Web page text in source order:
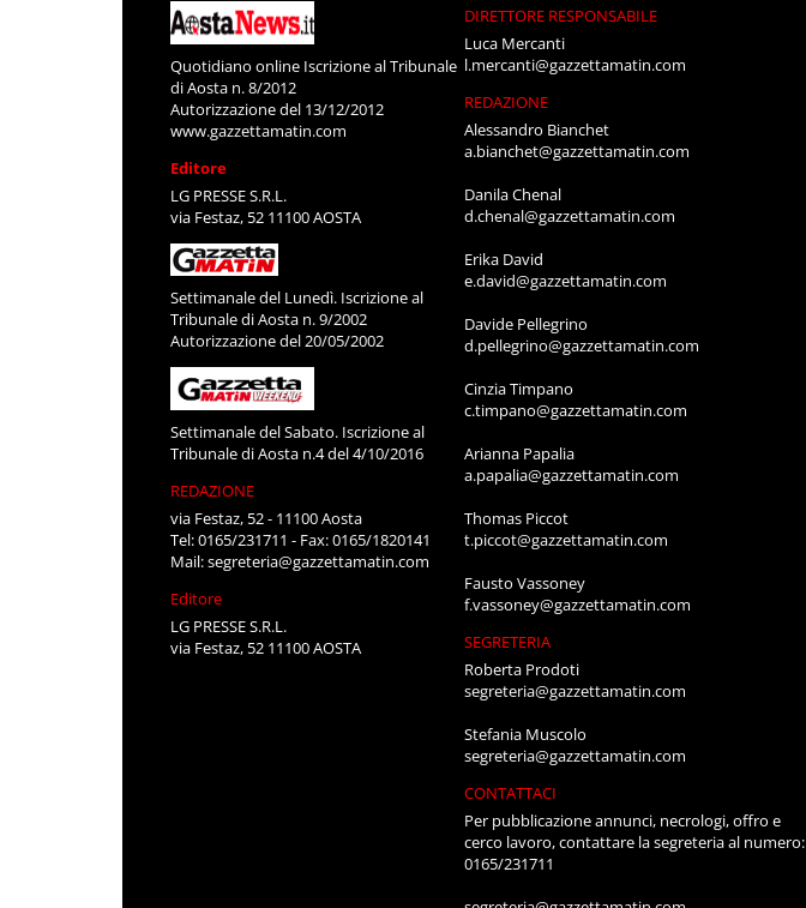
Quotidiano online Iscrizione al Tribunale
di Aosta n. 8/2012
Autorizzazione del 13/12/2012
www.gazzettamatin.com
Editore
LG PRESSE S.R.L.
via Festaz, 52 11100 AOSTA
Settimanale del Lunedì. Iscrizione al
Tribunale di Aosta n. 9/2002
Autorizzazione del 20/05/2002
Settimanale del Sabato. Iscrizione al
Tribunale di Aosta n.4 del 4/10/2016
REDAZIONE
via Festaz, 52 - 11100 Aosta
Tel: 0165/231711 - Fax: 0165/1820141
Mail:segreteria@gazzettamatin.com
Editore
LG PRESSE S.R.L.
via Festaz, 52 11100 AOSTA
DIRETTORE RESPONSABILE
Luca Mercanti
l.mercanti@gazzettamatin.com
REDAZIONE
Alessandro Bianchet
a.bianchet@gazzettamatin.com
Danila Chenal
d.chenal@gazzettamatin.com
Erika David
e.david@gazzettamatin.com
Davide Pellegrino
d.pellegrino@gazzettamatin.com
Cinzia Timpano
c.timpano@gazzettamatin.com
Arianna Papalia
a.papalia@gazzettamatin.com
Thomas Piccot
t.piccot@gazzettamatin.com
Fausto Vassoney
f.vassoney@gazzettamatin.com
SEGRETERIA
Roberta Prodoti
segreteria@gazzettamatin.com
Stefania Muscolo
segreteria@gazzettamatin.com
CONTATTACI
Per pubblicazione annunci, necrologi, offro e
cerco lavoro, contattare la segreteria al numero:
0165/231711